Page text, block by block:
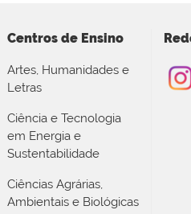
Centros de Ensino
Artes, Humanidades e
Letras
Ciência e Tecnologia
em Energia e
Sustentabilidade
Ciências Agrárias,
Ambientais e Biológicas